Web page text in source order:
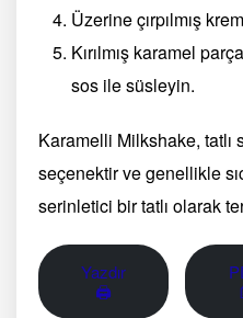
Üzerine çırpılmış
Kırılmış karamel
sos ile süsleyin.
Karamelli Milkshake,
seçenektir ve genellikle
serinletici bir tatlı olarak
Yazdır
🖨